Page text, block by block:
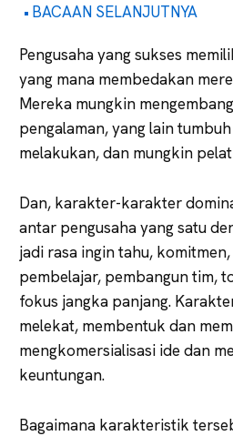
BACAAN SELANJUTNYA
Pengusaha yang sukses
yang mana membedakan
Mereka mungkin
pengalaman, yang lain
melakukan, dan mungkin
Dan, karakter-karakter
antar pengusaha yang satu
jadi rasa ingin tahu,
pembelajar, pembangun tim,
fokus jangka panjang.
melekat, membentuk dan
mengkomersialisasi ide dan
keuntungan.
Bagaimana karakteristik